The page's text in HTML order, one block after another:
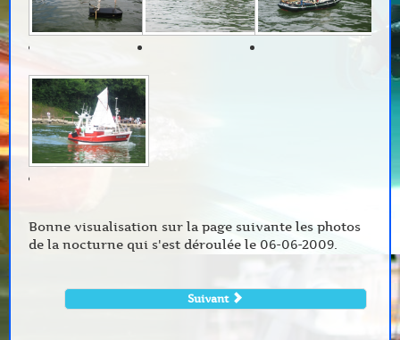
Bonne visualisation sur la page suivante les photos
de la nocturne qui s'est déroulée le 06-06-2009.
Suivant